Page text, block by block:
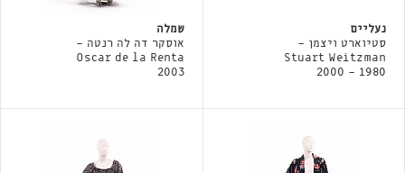
נעליים
סטיוארט ויצמן -
Stuart Weitzman
1980 - 2000
שמלה
אוסקר דה לה רנטה -
Oscar de la Renta
2003